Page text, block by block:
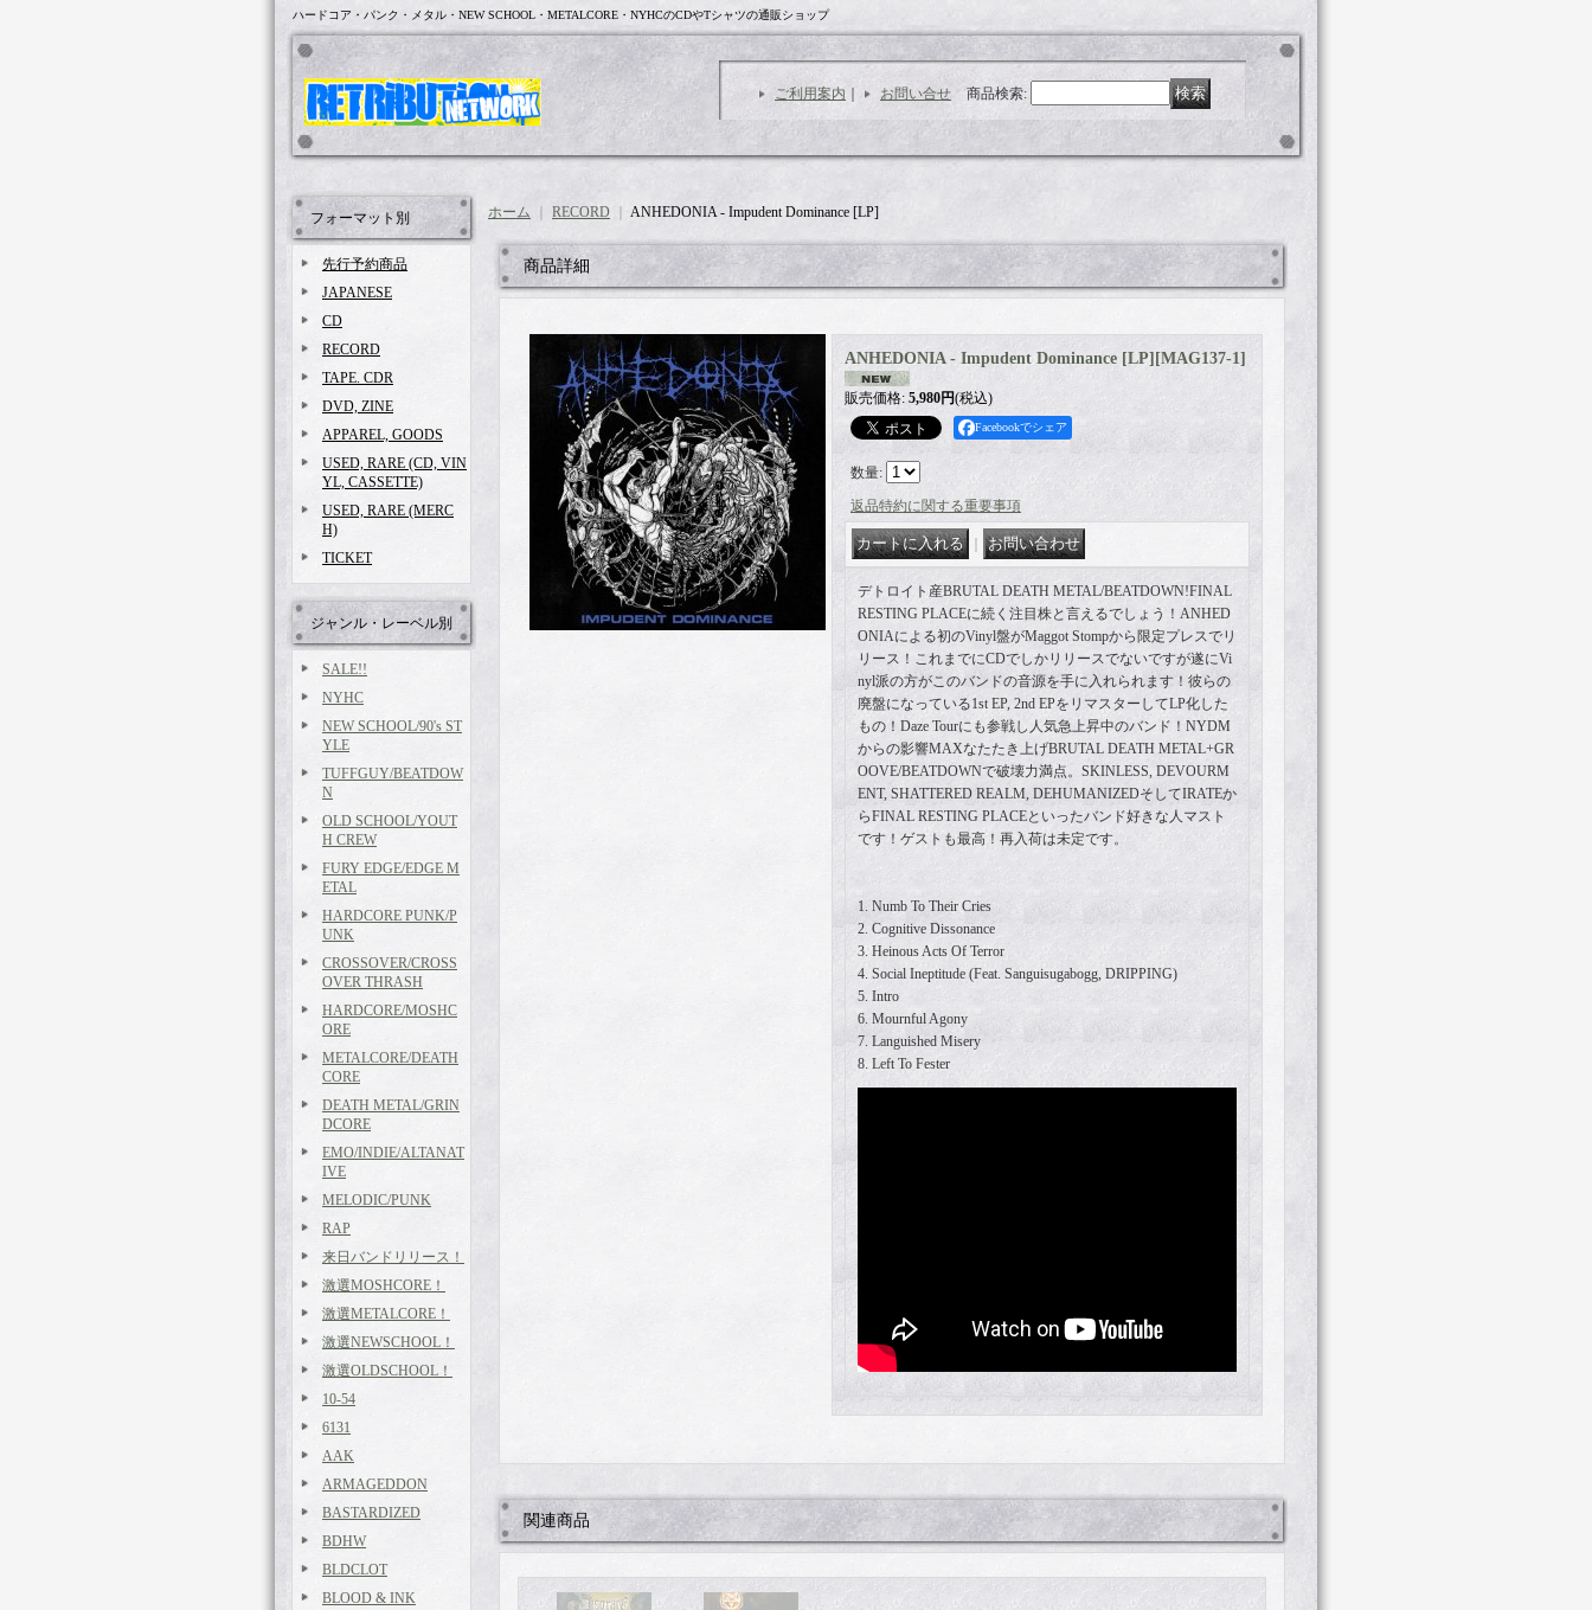
ハードコア・パンク・メタル・NEW SCHOOL・METALCORE・NYHCのCDやTシャツの通販ショップ
ご利用案内 お問い合せ 商品検索:
フォーマット別
先行予約商品
JAPANESE
CD
RECORD
TAPE. CDR
DVD, ZINE
APPAREL, GOODS
USED, RARE (CD, VIN
YL, CASSETTE)
USED, RARE (MERC
H)
TICKET
ジャンル・レーベル別
SALE!!
NYHC
NEW SCHOOL/90's ST
YLE
TUFFGUY/BEATDOW
N
OLD SCHOOL/YOUT
H CREW
FURY EDGE/EDGE M
ETAL
HARDCORE PUNK/P
UNK
CROSSOVER/CROSS
OVER THRASH
HARDCORE/MOSHC
ORE
METALCORE/DEATH
CORE
DEATH METAL/GRIN
DCORE
EMO/INDIE/ALTANAT
IVE
MELODIC/PUNK
RAP
来日バンドリリース！
激選MOSHCORE！
激選METALCORE！
激選NEWSCHOOL！
激選OLDSCHOOL！
10-54
6131
AAK
ARMAGEDDON
BASTARDIZED
BDHW
BLDCLOT
BLOOD & INK
ホーム RECORD ANHEDONIA - Impudent Dominance [LP]
商品詳細
ANHEDONIA - Impudent Dominance [LP] [MAG137-1]
販売価格: 5,980円(税込)
Facebookでシェア
数量:
返品特約に関する重要事項
デトロイト産BRUTAL DEATH METAL/BEATDOWN!FINAL
RESTING PLACEに続く注目株と言えるでしょう！ANHED
ONIAによる初のVinyl盤がMaggot Stompから限定プレスでリ
リース！これまでにCDでしかリリースでないですが遂にVi
nyl派の方がこのバンドの音源を手に入れられます！彼らの
廃盤になっている1st EP, 2nd EPをリマスターしてLP化した
もの！Daze Tourにも参戦し人気急上昇中のバンド！NYDM
からの影響MAXなたたき上げBRUTAL DEATH METAL+GR
OOVE/BEATDOWNで破壊力満点。SKINLESS, DEVOURM
ENT, SHATTERED REALM, DEHUMANIZEDそしてIRATEか
らFINAL RESTING PLACEといったバンド好きな人マスト
です！ゲストも最高！再入荷は未定です。
1. Numb To Their Cries
2. Cognitive Dissonance
3. Heinous Acts Of Terror
4. Social Ineptitude (Feat. Sanguisugabogg, DRIPPING)
5. Intro
6. Mournful Agony
7. Languished Misery
8. Left To Fester
関連商品